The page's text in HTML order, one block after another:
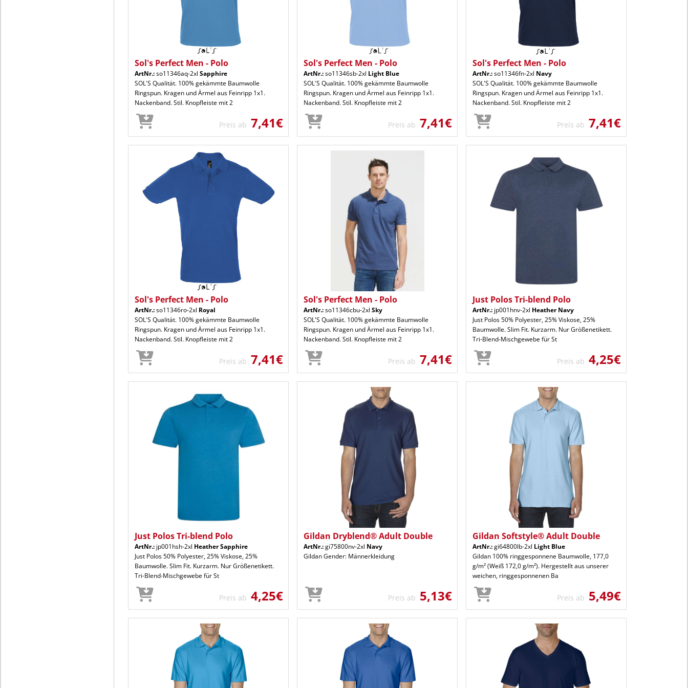
Sol's Perfect Men - Polo
ArtNr.:so11346aq-2xl Sapphire
SOL'S Qualität. 100% gekämmte Baumwolle
Ringspun. Kragen und Ärmel aus Feinripp 1x1.
Nackenband. Stil. Knopfleiste mit 2
Preis ab 7,41€
Sol's Perfect Men - Polo
ArtNr.:so11346sb-2xl Light Blue
SOL'S Qualität. 100% gekämmte Baumwolle
Ringspun. Kragen und Ärmel aus Feinripp 1x1.
Nackenband. Stil. Knopfleiste mit 2
Preis ab 7,41€
Sol's Perfect Men - Polo
ArtNr.:so11346fn-2xl Navy
SOL'S Qualität. 100% gekämmte Baumwolle
Ringspun. Kragen und Ärmel aus Feinripp 1x1.
Nackenband. Stil. Knopfleiste mit 2
Preis ab 7,41€
Sol's Perfect Men - Polo
ArtNr.:so11346ro-2xl Royal
SOL'S Qualität. 100% gekämmte Baumwolle
Ringspun. Kragen und Ärmel aus Feinripp 1x1.
Nackenband. Stil. Knopfleiste mit 2
Preis ab 7,41€
Sol's Perfect Men - Polo
ArtNr.:so11346cbu-2xl Sky
SOL'S Qualität. 100% gekämmte Baumwolle
Ringspun. Kragen und Ärmel aus Feinripp 1x1.
Nackenband. Stil. Knopfleiste mit 2
Preis ab 7,41€
Just Polos Tri-blend Polo
ArtNr.: jp001hnv-2xl Heather Navy
Just Polos 50% Polyester, 25% Viskose, 25%
Baumwolle. Slim Fit. Kurzarm. Nur Größenetikett.
Tri-Blend-Mischgewebe für St
Preis ab 4,25€
Just Polos Tri-blend Polo
ArtNr.: jp001hsh-2xl Heather Sapphire
Just Polos 50% Polyester, 25% Viskose, 25%
Baumwolle. Slim Fit. Kurzarm. Nur Größenetikett.
Tri-Blend-Mischgewebe für St
Preis ab 4,25€
Gildan Dryblend® Adult Double
ArtNr.:gi75800nv-2xl Navy
Gildan Gender: Männerkleidung
Preis ab 5,13€
Gildan Softstyle® Adult Double
ArtNr.:gi64800lb-2xl Light Blue
Gildan 100% ringgesponnene Baumwolle, 177,0
g/m² (Weiß 172,0 g/m²). Hergestellt aus unserer
weichen, ringgesponnenen Ba
Preis ab 5,49€